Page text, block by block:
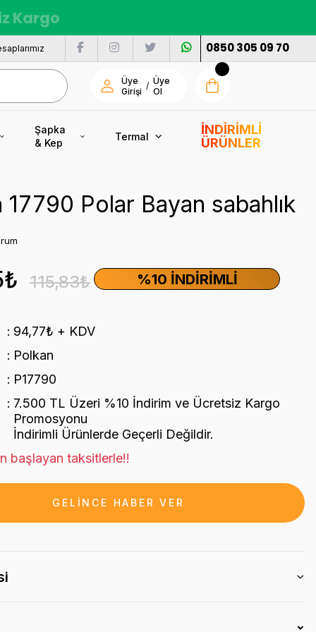
Kargo
0850 305 09 70
Üye
Girişi
/ Üye
Ol
Şapka
& Kep
Termal
İNDİRİMLİ
ÜRÜNLER
17790 Polar Bayan sabahlık
%10 İNDIRIMLI
115,83₺
94,77₺ + KDV
Polkan
P17790
7.500 TL Üzeri %10 İndirim ve Ücretsiz Kargo
Promosyonu
İndirimli Ürünlerde Geçerli Değildir.
başlayan taksitlerle!!
GELİNCE HABER VER